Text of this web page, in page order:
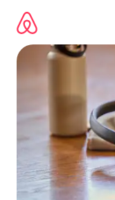
para
conteúdo